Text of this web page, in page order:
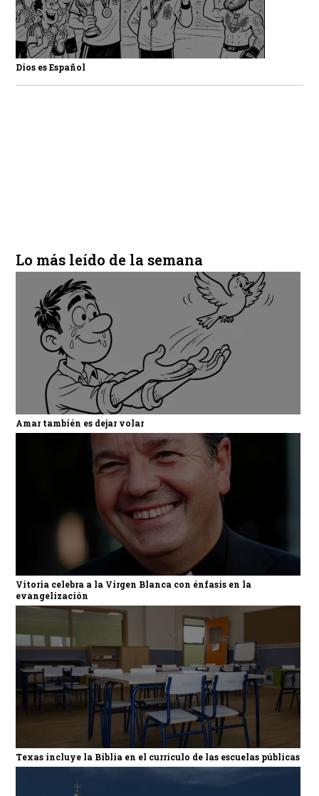
Dios es Español
Lo más leído de la semana
Amar también es dejar volar
Vitoria celebra a la Virgen Blanca con énfasis en la
evangelización
Texas incluye la Biblia en el currículo de las escuelas públicas